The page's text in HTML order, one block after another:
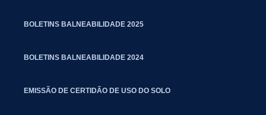
BOLETINS BALNEABILIDADE 2025
BOLETINS BALNEABILIDADE 2024
EMISSÃO DE CERTIDÃO DE USO DO SOLO